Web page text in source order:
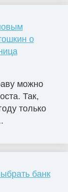
о
можно
Так,
только
банк